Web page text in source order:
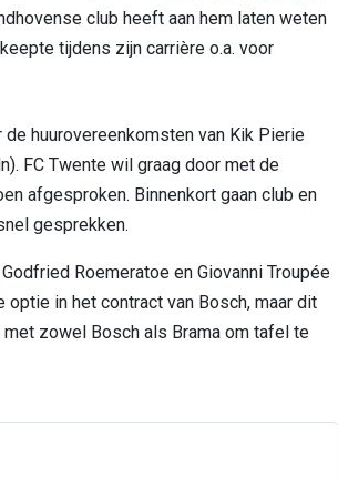
club heeft aan hem laten weten
tijdens zijn carrière o.a. voor
huurovereenkomsten van Kik Pierie
FC Twente wil graag door met de
afgesproken. Binnenkort gaan club en
gesprekken.
Roemeratoe en Giovanni Troupée
in het contract van Bosch, maar dit
zowel Bosch als Brama om tafel te